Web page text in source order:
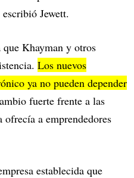
Jewett.
que Khayman y otros
Los nuevos
ya no pueden depender
fuerte frente a las
a emprendedores
establecida que